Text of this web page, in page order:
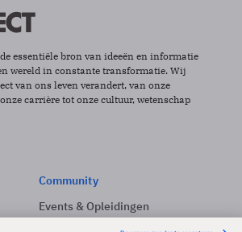
essentiële bron van ideeën en informatie
wereld in constante transformatie. Wij
van ons leven verandert, van onze
carrière tot onze cultuur, wetenschap
Community
Events & Opleidingen